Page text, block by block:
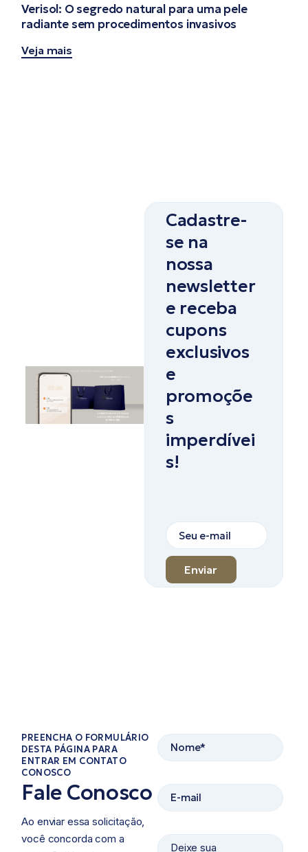
Verisol: O segredo natural para uma pele
radiante sem procedimentos invasivos
Veja mais
Cadastre-
se na
nossa
newsletter
e receba
cupons
exclusivos
e
promoçõe
s
imperdívei
s!
Enviar
PREENCHA O FORMULÁRIO
DESTA PÁGINA PARA
ENTRAR EM CONTATO
CONOSCO​
Fale Conosco
Ao enviar essa solicitação,
você concorda com a